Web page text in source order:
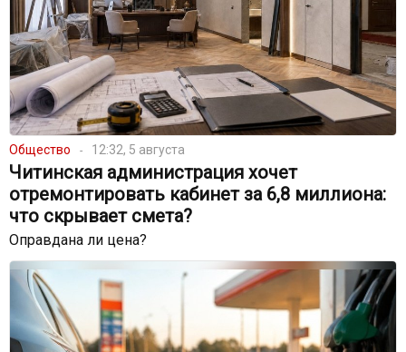
Общество 12:32, 5 августа
Читинская администрация хочет
отремонтировать кабинет за 6,8 миллиона:
что скрывает смета?
Оправдана ли цена?